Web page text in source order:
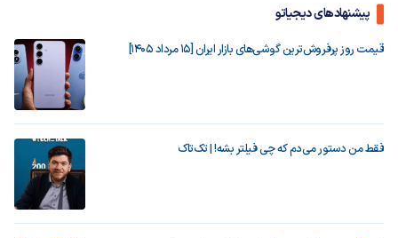
پیشنهادهای دیجیاتو
قیمت روز پرفروش‌ترین گوشی‌های بازار ایران [15 مرداد 1405]
فقط من دستور می‌دم که چی فیلتر بشه! | تک‌تاک